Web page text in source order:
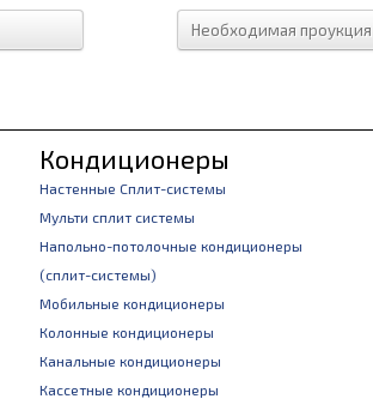
Кондиционеры
Настенные Сплит-системы
Мульти сплит системы
Напольно-потолочные кондиционеры
(сплит-системы)
Мобильные кондиционеры
Колонные кондиционеры
Канальные кондиционеры
Кассетные кондиционеры